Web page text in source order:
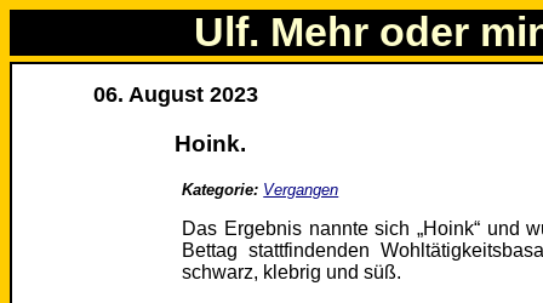
Ulf. Mehr oder
06. August 2023
Hoink.
Kategorie: Vergangen
Das Ergebnis nannte sich „Hoink“ und
Bettag stattfindenden
schwarz, klebrig und süß.